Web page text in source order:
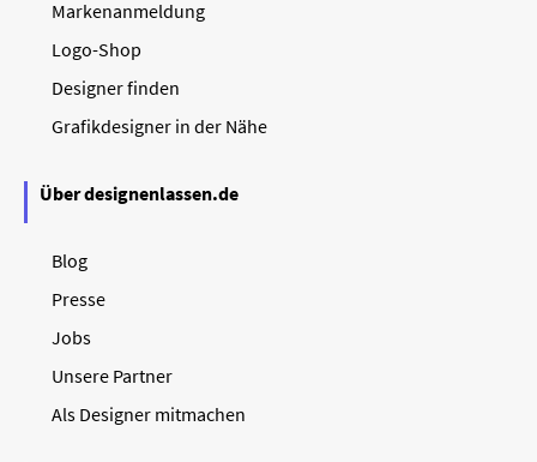
Markenanmeldung
Logo-Shop
Designer finden
Grafikdesigner in der Nähe
Über designenlassen.de
Blog
Presse
Jobs
Unsere Partner
Als Designer mitmachen